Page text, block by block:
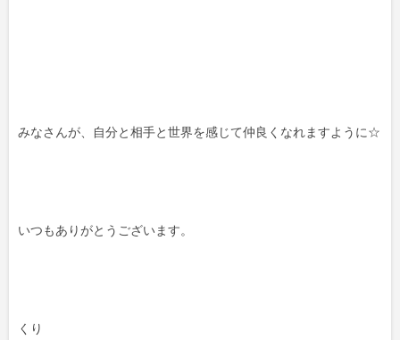
みなさんが、自分と相手と世界を感じて仲良くなれますように☆
いつもありがとうございます。
くり